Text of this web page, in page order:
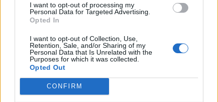
I want to opt-out of processing my
Personal Data for Targeted Advertising.
Opted In
I want to opt-out of Collection, Use,
Retention, Sale, and/or Sharing of my
Personal Data that Is Unrelated with the
Purposes for which it was collected.
Opted Out
CONFIRM
ΣΧΕΤΙΚA AΡΘΡΑ
«Η Ιταλία δεν δέχεται τελεσίγραφα» απαντά η
ΚΟΣΜΟΣ 20:48
«Η Ιταλία δεν δέχεται
«Η Ιταλία δεν δέχεται